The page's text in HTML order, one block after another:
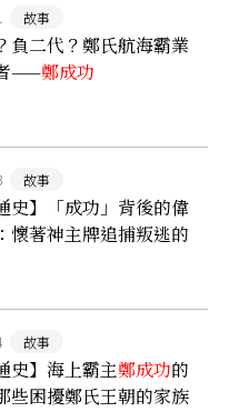
故事
負二代？鄭氏航海霸業
——鄭成功
故事
史】「成功」背後的偉
懷著神主牌追捕叛逃的
故事
史】海上霸主鄭成功的
些困擾鄭氏王朝的家族